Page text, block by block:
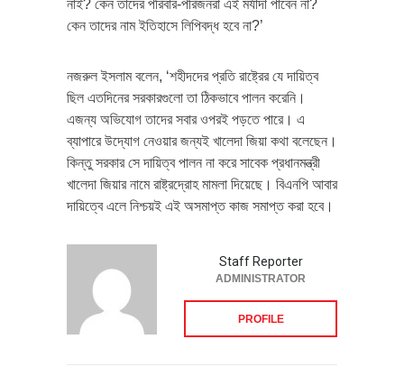
নাই? কেন তাদের পরিবার-পরিজনরা এই মর্যাদা পাবেন না?
কেন তাদের নাম ইতিহাসে লিপিবদ্ধ হবে না?’
নজরুল ইসলাম বলেন, ‘শহীদদের প্রতি রাষ্ট্রের যে দায়িত্ব
ছিল এতদিনের সরকারগুলো তা ঠিকভাবে পালন করেনি।
এজন্য অভিযোগ তাদের সবার ওপরই পড়তে পারে। এ
ব্যাপারে উদ্যোগ নেওয়ার জন্যই খালেদা জিয়া কথা বলেছেন।
কিন্তু সরকার সে দায়িত্ব পালন না করে সাবেক প্রধানমন্ত্রী
খালেদা জিয়ার নামে রাষ্ট্রদ্রোহ মামলা দিয়েছে। বিএনপি আবার
দায়িত্বে এলে নিশ্চয়ই এই অসমাপ্ত কাজ সমাপ্ত করা হবে।
Staff Reporter
ADMINISTRATOR
PROFILE